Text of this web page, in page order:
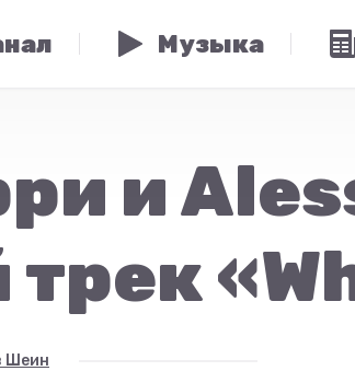
Музыка
и
Шеин